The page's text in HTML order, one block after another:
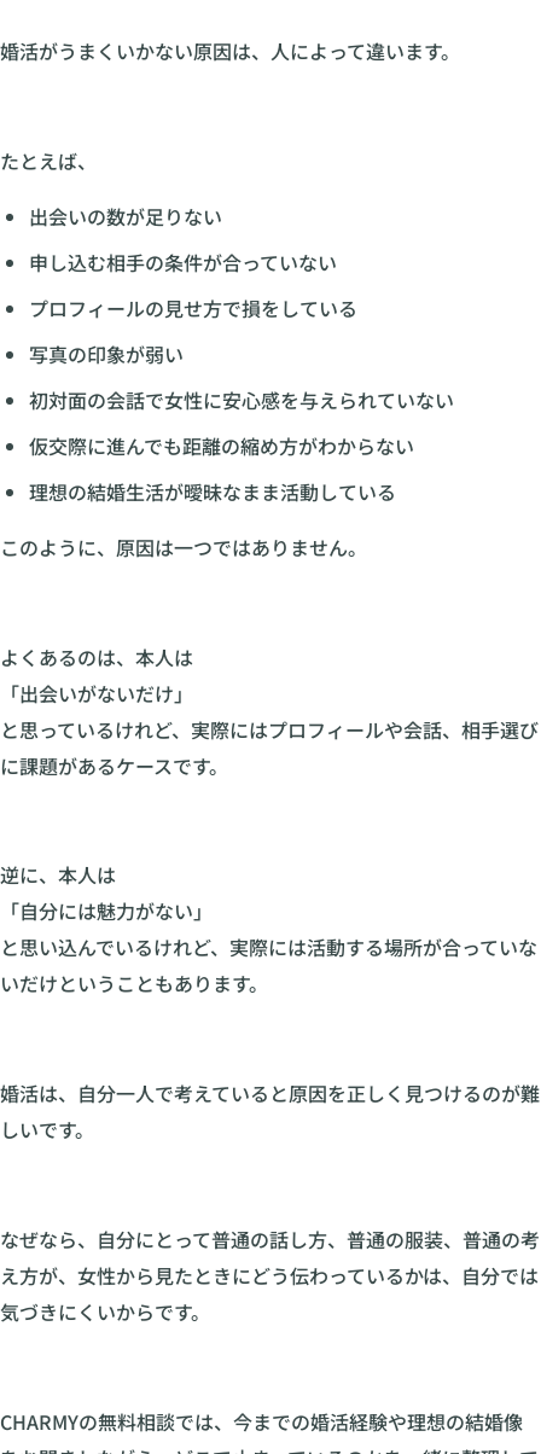
婚活がうまくいかない原因は、人によって違います。
たとえば、
出会いの数が足りない
申し込む相手の条件が合っていない
プロフィールの見せ方で損をしている
写真の印象が弱い
初対面の会話で女性に安心感を与えられていない
仮交際に進んでも距離の縮め方がわからない
理想の結婚生活が曖昧なまま活動している
このように、原因は一つではありません。
よくあるのは、本人は
「出会いがないだけ」
と思っているけれど、実際にはプロフィールや会話、相手選び
に課題があるケースです。
逆に、本人は
「自分には魅力がない」
と思い込んでいるけれど、実際には活動する場所が合っていな
いだけということもあります。
婚活は、自分一人で考えていると原因を正しく見つけるのが難
しいです。
なぜなら、自分にとって普通の話し方、普通の服装、普通の考
え方が、女性から見たときにどう伝わっているかは、自分では
気づきにくいからです。
CHARMYの無料相談では、今までの婚活経験や理想の結婚像